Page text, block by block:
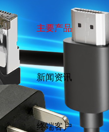
主要产品
新闻资讯
终端客户